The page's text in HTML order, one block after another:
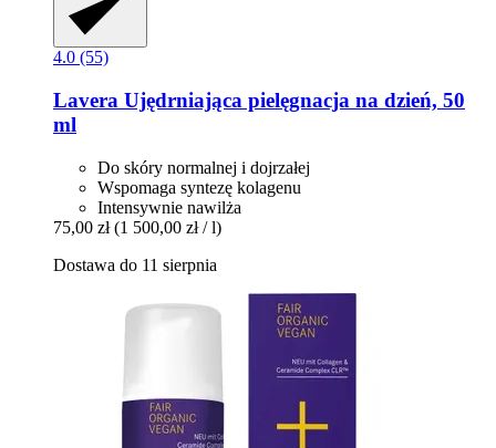
4.0 (55)
Lavera Ujędrniająca pielęgnacja na dzień, 50
ml
Do skóry normalnej i dojrzałej
Wspomaga syntezę kolagenu
Intensywnie nawilża
75,00 zł (1 500,00 zł / l)
Dostawa do 11 sierpnia